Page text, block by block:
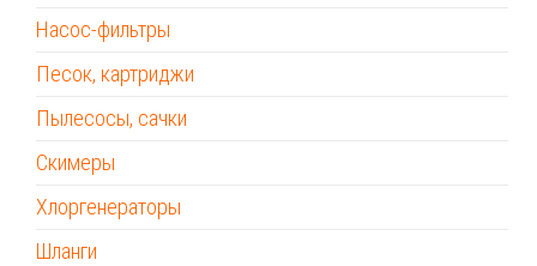
Насос-фильтры
Песок, картриджи
Пылесосы, сачки
Скимеры
Хлоргенераторы
Шланги